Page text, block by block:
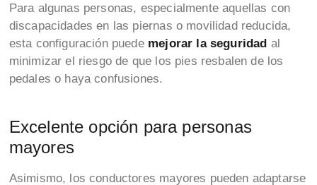
Para algunas personas, especialmente aquellas con
discapacidades en las piernas o movilidad reducida,
esta configuración puede mejorar la seguridad al
minimizar el riesgo de que los pies resbalen de los
pedales o haya confusiones.
Excelente opción para personas
mayores
Asimismo, los conductores mayores pueden adaptarse